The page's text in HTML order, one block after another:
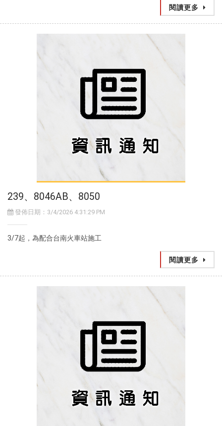
閱讀更多
239、8046AB、8050
發佈日期：3/4/2026 4:31:29 PM
3/7起，為配合台南火車站施工
閱讀更多